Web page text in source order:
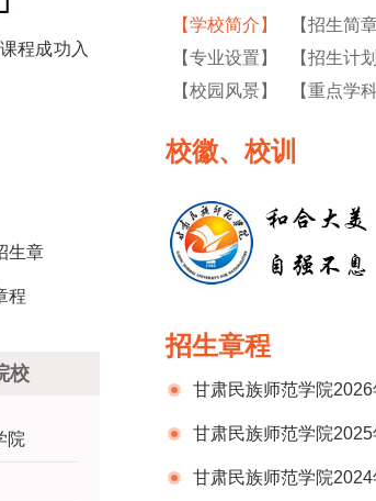
程成功入
生章
程
校
院
【学校简介】 【招生简章
【专业设置】
【招生计划
【校园风景】
【重点学科
校徽、校训
招生章程
甘肃民族师范学院
甘肃民族师范学院
甘肃民族师范学院